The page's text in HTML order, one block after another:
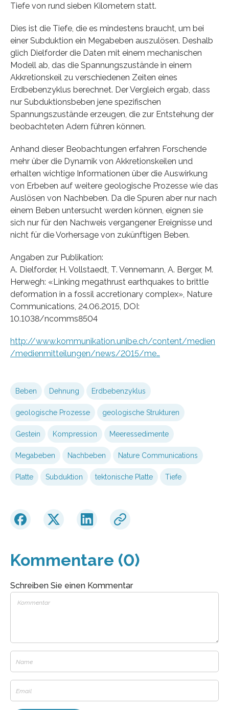
Tiefe von rund sieben Kilometern statt.
Dies ist die Tiefe, die es mindestens braucht, um bei
einer Subduktion ein Megabeben auszulösen. Deshalb
glich Dielforder die Daten mit einem mechanischen
Modell ab, das die Spannungszustände in einem
Akkretionskeil zu verschiedenen Zeiten eines
Erdbebenzyklus berechnet. Der Vergleich ergab, dass
nur Subduktionsbeben jene spezifischen
Spannungszustände erzeugen, die zur Entstehung der
beobachteten Adern führen können.
Anhand dieser Beobachtungen erfahren Forschende
mehr über die Dynamik von Akkretionskeilen und
erhalten wichtige Informationen über die Auswirkung
von Erbeben auf weitere geologische Prozesse wie das
Auslösen von Nachbeben. Da die Spuren aber nur nach
einem Beben untersucht werden können, eignen sie
sich nur für den Nachweis vergangener Ereignisse und
nicht für die Vorhersage von zukünftigen Beben.
Angaben zur Publikation:
A. Dielforder, H. Vollstaedt, T. Vennemann, A. Berger, M.
Herwegh: «Linking megathrust earthquakes to brittle
deformation in a fossil accretionary complex», Nature
Communications, 24.06.2015, DOI:
10.1038/ncomms8504
http://www.kommunikation.unibe.ch/content/medien
/medienmitteilungen/news/2015/me…
Beben Dehnung Erdbebenzyklus
geologische Prozesse geologische Strukturen
Gestein Kompression Meeressedimente
Megabeben Nachbeben Nature Communications
Platte Subduktion tektonische Platte Tiefe
Kommentare (0)
Schreiben Sie einen Kommentar